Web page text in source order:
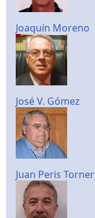
Joaquín Moreno
José V. Gómez
Juan Peris Torner